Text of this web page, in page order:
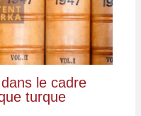
le cadre
turque